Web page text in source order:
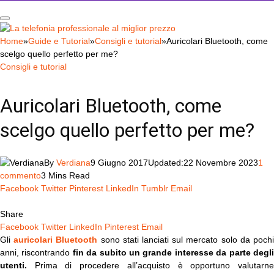
Home»Guide e Tutorial»Consigli e tutorial»Auricolari Bluetooth, come
scelgo quello perfetto per me?
Consigli e tutorial
Auricolari Bluetooth, come
scelgo quello perfetto per me?
By Verdiana9 Giugno 2017Updated:22 Novembre 20231
commento3 Mins Read
Facebook Twitter Pinterest LinkedIn Tumblr Email
Share
Facebook Twitter LinkedIn Pinterest Email
Gliauricolari Bluetooth sono stati lanciati sul mercato solo da pochi
anni, riscontrando fin da subito un grande interesse da parte degli
utenti. Prima di procedere all’acquisto è opportuno valutarne